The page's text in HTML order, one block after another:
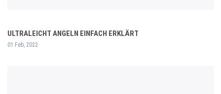
ULTRALEICHT ANGELN EINFACH ERKLÄRT
01 Feb, 2022